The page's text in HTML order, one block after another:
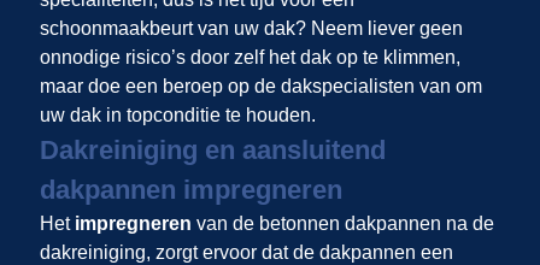
schoonmaakbeurt van uw dak? Neem liever geen
onnodige risico’s door zelf het dak op te klimmen,
maar doe een beroep op de dakspecialisten van om
uw dak in topconditie te houden.
Dakreiniging en aansluitend
dakpannen impregneren
Het impregneren van de betonnen dakpannen na de
dakreiniging, zorgt ervoor dat de dakpannen een